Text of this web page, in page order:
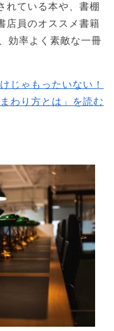
れている本や、書棚
店員のオススメ書籍
効率よく素敵な一冊
じゃもったいない！
わり方とは」を読む